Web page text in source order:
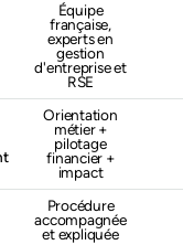
Équipe
française,
experts en
gestion
d'entreprise et
RSE
Orientation
métier +
pilotage
financier +
impact
Procédure
accompagnée
et expliquée